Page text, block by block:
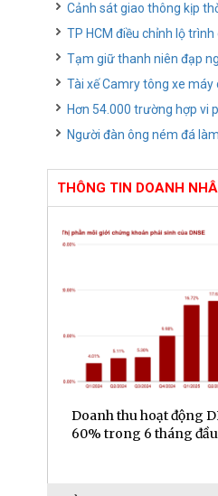
Cảnh sát giao thông kịp
TP HCM điều chỉnh lộ
Tạm giữ thanh niên đạp
Tài xế Camry tông xe
Hơn 54.000 trường hợp vi
Người đàn ông ném đá
THÔNG TIN DOANH
Doanh thu hoạt động
60% trong 6 tháng